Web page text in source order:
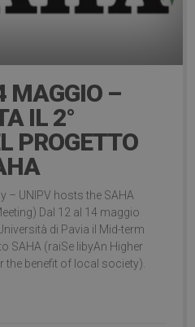
MAGGIO –
IL 2°
PROGETTO
– UNIPV hosts the SAHA
Dal 12 al 14 maggio
di Pavia il Mid-term
SAHA (raiSe libyAn Higher
the benefit of local society).